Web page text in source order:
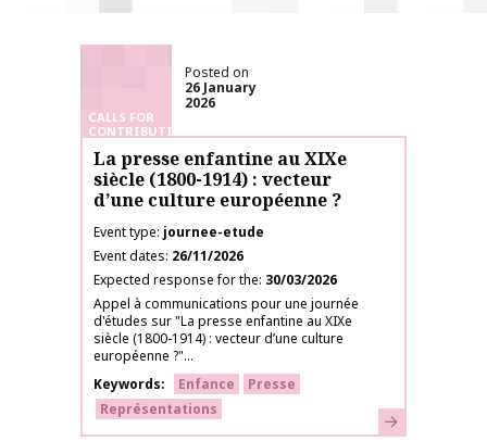
CALLS FOR
CONTRIBUTIONS
Posted on
26 January
2026
La presse enfantine au XIXe
siècle (1800-1914) : vecteur
d’une culture européenne ?
Event type journee-etude
Event dates 26/11/2026
Expected response for the 30/03/2026
Appel à communications pour une journée
d'études sur "La presse enfantine au XIXe
siècle (1800-1914) : vecteur d’une culture
européenne ?"...
Keywords
Enfance
Presse
Représentations
Learn more